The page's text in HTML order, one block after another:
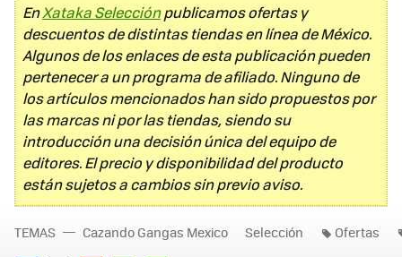
EnXataka Selecciónpublicamos ofertas y
descuentos de distintas tiendas en línea de México.
Algunos de los enlaces de esta publicación pueden
pertenecer a un programa de afiliado. Ninguno de
los artículos mencionados han sido propuestos por
las marcas ni por las tiendas, siendo su
introducción una decisión única del equipo de
editores. El precio y disponibilidad del producto
están sujetos a cambios sin previo aviso.
TEMAS Cazando Gangas Mexico Selección Ofertas